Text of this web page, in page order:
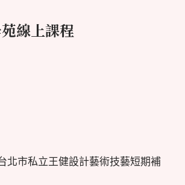
線上課程
北市私立王健設計藝術技藝短期補